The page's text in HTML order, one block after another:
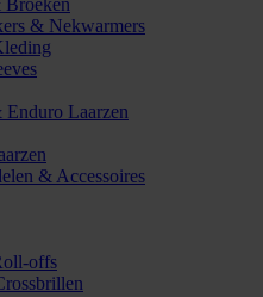
Broeken
& Nekwarmers
Enduro Laarzen
& Accessoires
offs